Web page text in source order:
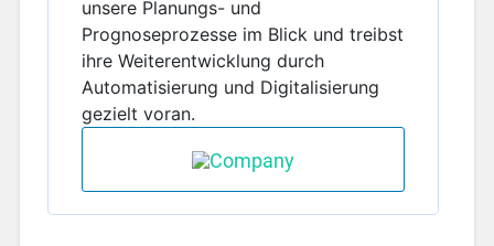
unsere Planungs- und
Prognoseprozesse im Blick und treibst
ihre Weiterentwicklung durch
Automatisierung und Digitalisierung
gezielt voran.